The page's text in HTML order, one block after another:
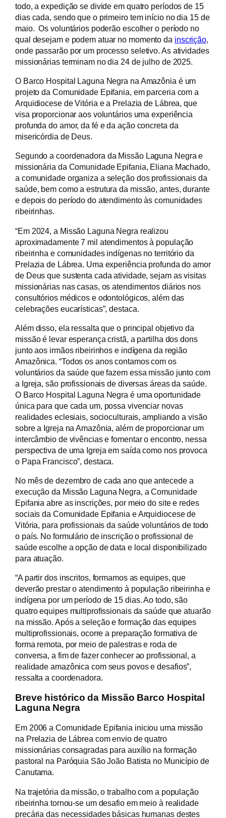
todo, a expedição se divide em quatro períodos de 15
dias cada, sendo que o primeiro tem início no dia 15 de
maio. Os voluntários poderão escolher o período no
qual desejam e podem atuar no momento da inscrição,
onde passarão por um processo seletivo. As atividades
missionárias terminam no dia 24 de julho de 2025.
O Barco Hospital Laguna Negra na Amazônia é um
projeto da Comunidade Epifania, em parceria com a
Arquidiocese de Vitória e a Prelazia de Lábrea, que
visa proporcionar aos voluntários uma experiência
profunda do amor, da fé e da ação concreta da
misericórdia de Deus.
Segundo a coordenadora da Missão Laguna Negra e
missionária da Comunidade Epifania, Eliana Machado,
a comunidade organiza a seleção dos profissionais da
saúde, bem como a estrutura da missão, antes, durante
e depois do período do atendimento às comunidades
ribeirinhas.
“Em 2024, a Missão Laguna Negra realizou
aproximadamente 7 mil atendimentos à população
ribeirinha e comunidades indígenas no território da
Prelazia de Lábrea. Uma experiência profunda do amor
de Deus que sustenta cada atividade, sejam as visitas
missionárias nas casas, os atendimentos diários nos
consultórios médicos e odontológicos, além das
celebrações eucarísticas”, destaca.
Além disso, ela ressalta que o principal objetivo da
missão é levar esperança cristã, a partilha dos dons
junto aos irmãos ribeirinhos e indígena da região
Amazônica. “Todos os anos contamos com os
voluntários da saúde que fazem essa missão junto com
a Igreja, são profissionais de diversas áreas da saúde.
O Barco Hospital Laguna Negra é uma oportunidade
única para que cada um, possa vivenciar novas
realidades eclesiais, socioculturais, ampliando a visão
sobre a Igreja na Amazônia, além de proporcionar um
intercâmbio de vivências e fomentar o encontro, nessa
perspectiva de uma Igreja em saída como nos provoca
o Papa Francisco”, destaca.
No mês de dezembro de cada ano que antecede a
execução da Missão Laguna Negra, a Comunidade
Epifania abre as inscrições, por meio do site e redes
sociais da Comunidade Epifania e Arquidiocese de
Vitória, para profissionais da saúde voluntários de todo
o país. No formulário de inscrição o profissional de
saúde escolhe a opção de data e local disponibilizado
para atuação.
“A partir dos inscritos, formamos as equipes, que
deverão prestar o atendimento à população ribeirinha e
indígena por um período de 15 dias. Ao todo, são
quatro equipes multiprofissionais da saúde que atuarão
na missão. Após a seleção e formação das equipes
multiprofissionais, ocorre a preparação formativa de
forma remota, por meio de palestras e roda de
conversa, a fim de fazer conhecer ao profissional, a
realidade amazônica com seus povos e desafios”,
ressalta a coordenadora.
Breve histórico da Missão Barco Hospital
Laguna Negra
Em 2006 a Comunidade Epifania iniciou uma missão
na Prelazia de Lábrea com envio de quatro
missionárias consagradas para auxílio na formação
pastoral na Paróquia São João Batista no Município de
Canutama.
Na trajetória da missão, o trabalho com a população
ribeirinha tornou-se um desafio em meio à realidade
precária das necessidades básicas humanas destes